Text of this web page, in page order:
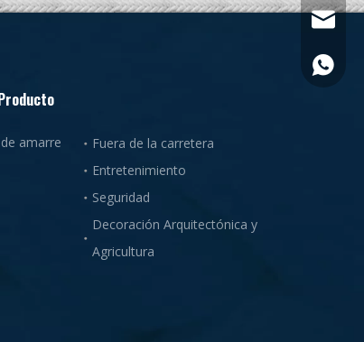
+86-
amarre
Fuera de la carretera
Entretenimiento
Seguridad
Decoración Arquitectónica y
Agricultura